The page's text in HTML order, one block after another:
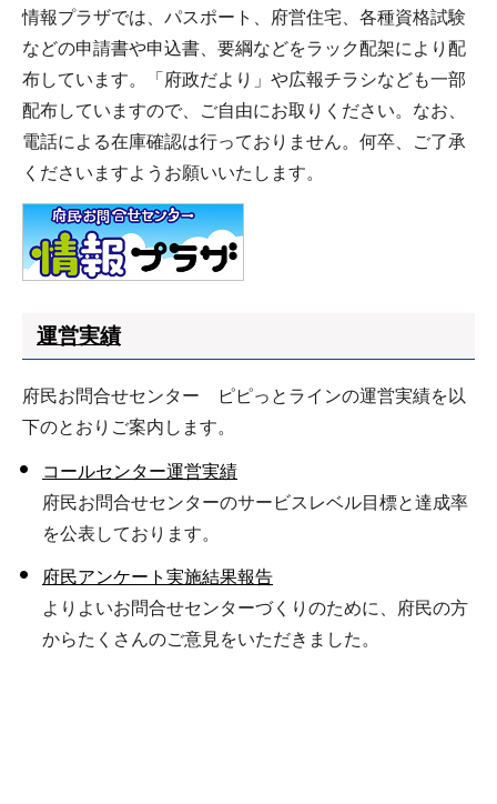
情報プラザでは、パスポート、府営住宅、各種資格試験
などの申請書や申込書、要綱などをラック配架により配
布しています。「府政だより」や広報チラシなども一部
配布していますので、ご自由にお取りください。なお、
電話による在庫確認は行っておりません。何卒、ご了承
くださいますようお願いいたします。
運営実績
府民お問合せセンター ピピっとラインの運営実績を以
下のとおりご案内します。
コールセンター運営実績
府民お問合せセンターのサービスレベル目標と達成率
を公表しております。
府民アンケート実施結果報告
よりよいお問合せセンターづくりのために、府民の方
からたくさんのご意見をいただきました。